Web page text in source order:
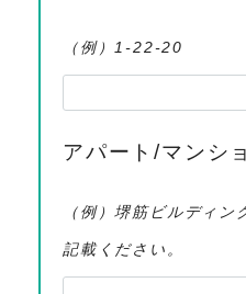
（例）1-22-20
アパート/マンシ
（例）堺筋ビルディ
記載ください。